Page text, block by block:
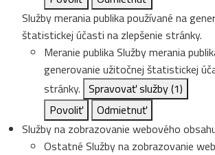
Služby merania publika používané na
štatistickej účasti na zlepšenie stránky.
Meranie publikaSlužby merania
generovanie užitočnej štatistickej
stránky. Spravovať služby(1)
Povoliť
Odmietnuť
Služby na zobrazovanie webového
Ostatné Služby na zobrazovanie